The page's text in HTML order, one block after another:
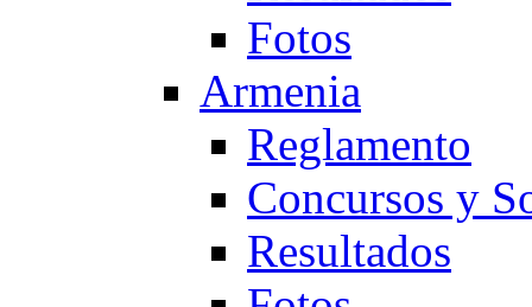
Fotos
Armenia
Reglamento
Concursos y
Resultados